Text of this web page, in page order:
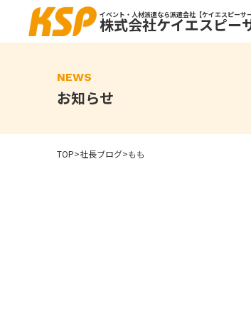
content
イベント・人材派遣なら派遣会社【ケイエスピーサー
株式会社ケイエスピー
NEWS
お知らせ
TOP>社長ブログ>もも